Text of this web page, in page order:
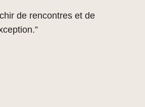
de rencontres et de